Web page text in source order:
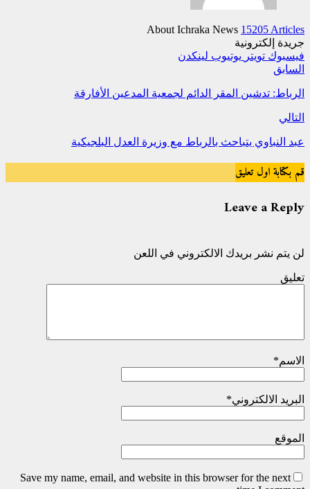
About Ichraka News 15205 Articles
جريدة إلكترونية
فيسبوك تويتر يوتيوب لينكدن
السابق
الرباط: تدشين المقر الدائم لجمعية المدعين الأفارقة
التالي
عبد النباوي يتباحث بالرباط مع وزيرة العدل البلجيكية
قم بكتابة اول تعليق
Leave a Reply
لن يتم نشر بريدك الالكتروني في اللعن
تعليق
الاسم*
البريد الالكتروني*
الموقع
Save my name, email, and website in this browser for the next